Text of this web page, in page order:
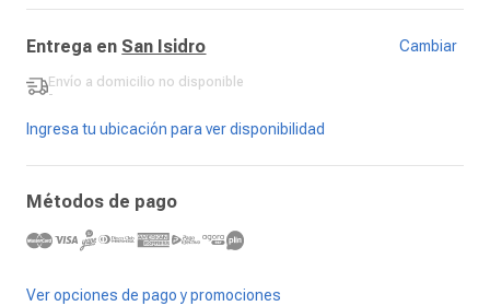
Entrega en San Isidro Cambiar
Envío a domicilio no disponible
-
Ingresa tu ubicación para ver disponibilidad
Métodos de pago
Ver opciones de pago y promociones